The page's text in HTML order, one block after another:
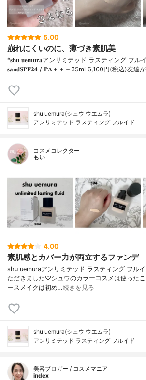
5.00
崩れにくいのに、薄づき素肌美
*𝐬𝐡𝐮 𝐮𝐞𝐦𝐮𝐫𝐚アンリミテッド ラスティング フルイ
𝐬𝐚𝐧𝐝𝐒𝐏𝐅𝟐𝟒 / 𝐏𝐀＋＋＋⁡35ml 6,160円(税込)⁡友達
shu uemura(シュウ ウエムラ)
アンリミテッド ラスティング フルイド
コスメコレクター
もい
4.00
素肌感とカバー力が両立するファンデ
shu uemuraアンリミテッド ラスティング フル
ただきました♡シュウのカラーコスメは使った
ースメイクは初め…続きを見る
shu uemura(シュウ ウエムラ)
アンリミテッド ラスティング フルイド
美容ブロガー / コスメマニア
index